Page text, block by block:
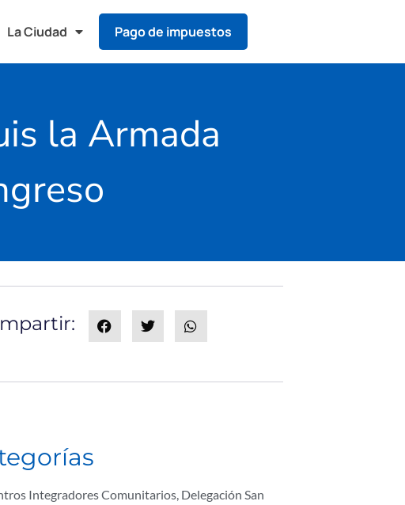
La Ciudad Pago de impuestos
la Armada
Integradores Comunitarios, Delegación San